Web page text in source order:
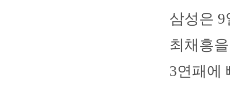
삼성은
최채흥
3연패에